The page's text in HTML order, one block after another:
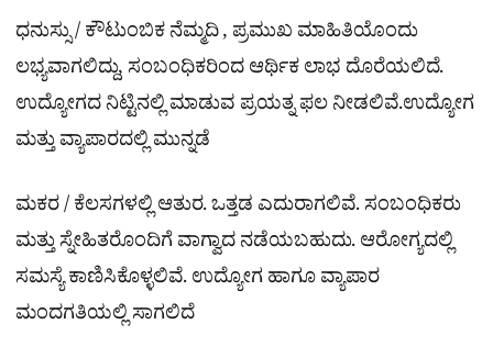
ಧನುಸ್ಸು / ಕೌಟುಂಬಿಕ ನೆಮ್ಮದಿ , ಪ್ರಮುಖ ಮಾಹಿತಿಯೊಂದು
ಲಭ್ಯವಾಗಲಿದ್ದು, ಸಂಬಂಧಿಕರಿಂದ ಆರ್ಥಿಕ ಲಾಭ ದೊರೆಯಲಿದೆ.
ಉದ್ಯೋಗದ ನಿಟ್ಟಿನಲ್ಲಿ ಮಾಡುವ ಪ್ರಯತ್ನ ಫಲ ನೀಡಲಿವೆ.ಉದ್ಯೋಗ
ಮತ್ತು ವ್ಯಾಪಾರದಲ್ಲಿ ಮುನ್ನಡೆ
ಮಕರ / ಕೆಲಸಗಳಲ್ಲಿ ಆತುರ. ಒತ್ತಡ ಎದುರಾಗಲಿವೆ. ಸಂಬಂಧಿಕರು
ಮತ್ತು ಸ್ನೇಹಿತರೊಂದಿಗೆ ವಾಗ್ವಾದ ನಡೆಯಬಹುದು. ಆರೋಗ್ಯದಲ್ಲಿ
ಸಮಸ್ಯೆ ಕಾಣಿಸಿಕೊಳ್ಳಲಿವೆ. ಉದ್ಯೋಗ ಹಾಗೂ ವ್ಯಾಪಾರ
ಮಂದಗತಿಯಲ್ಲಿ ಸಾಗಲಿದೆ